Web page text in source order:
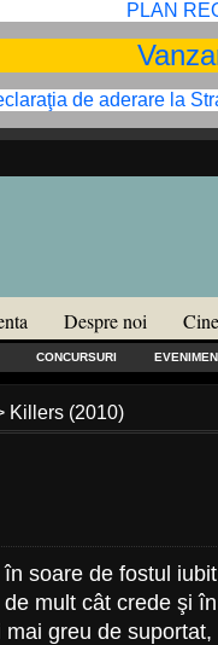
PLAN
de aderare la
Despre noi
CONCURSURI
Killers (2010)
soare de fostul
mult cât crede şi
mai greu de